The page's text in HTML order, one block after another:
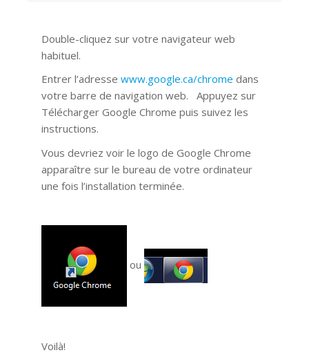
Double-cliquez sur votre navigateur web
habituel.
Entrer l’adresse www.google.ca/chrome dans
votre barre de navigation web. Appuyez sur
Télécharger Google Chrome puis suivez les
instructions.
Vous devriez voir le logo de Google Chrome
apparaître sur le bureau de votre ordinateur
une fois l’installation terminée.
ou
Voilà!